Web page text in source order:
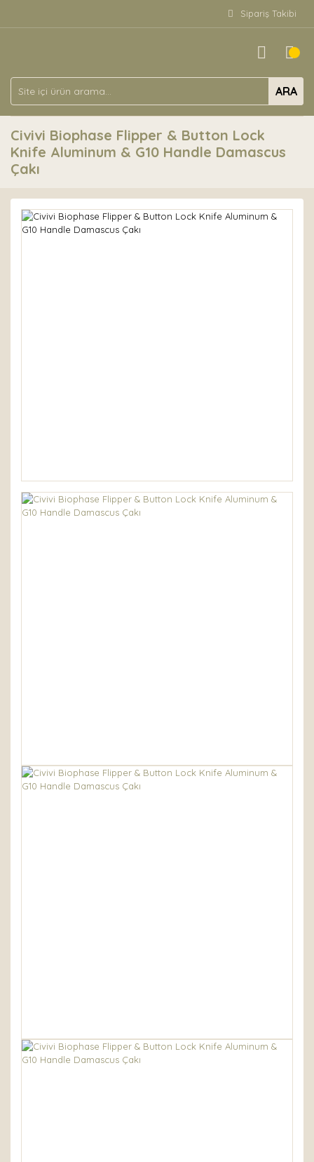
Sipariş Takibi
ARA
Civivi Biophase Flipper & Button Lock
Knife Aluminum & G10 Handle Damascus
Çakı